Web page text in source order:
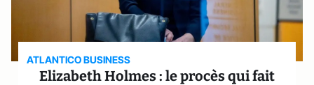
ATLANTICO BUSINESS
Elizabeth Holmes : le procès qui fait